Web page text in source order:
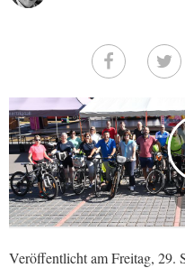
Veröffentlicht am Freitag, 29.